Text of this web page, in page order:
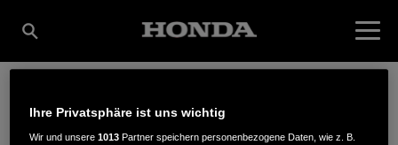
Ihre Privatsphäre ist uns wichtig
Wir und unsere1013 Partner speichern personenbezogene Daten, wie z. B.